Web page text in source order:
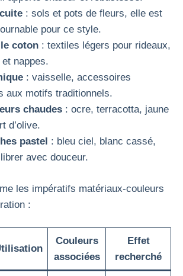
: sols et pots de fleurs, elle est
pour ce style.
coton : textiles légers pour rideaux,
nappes.
: vaisselle, accessoires
aux motifs traditionnels.
chaudes : ocre, terracotta, jaune
d’olive.
pastel : bleu ciel, blanc cassé,
avec douceur.
les impératifs matériaux-couleurs
:
Couleurs
associées
Effet
recherché